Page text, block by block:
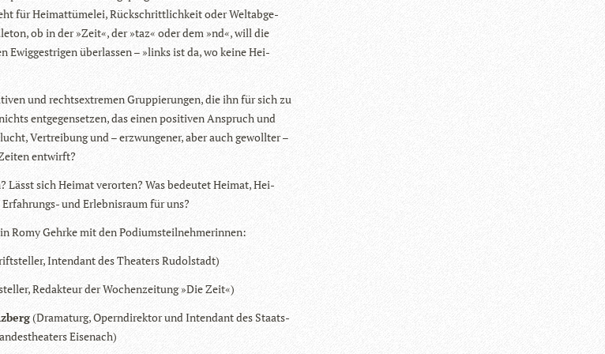
für Hei­mat­tü­me­lei, Rück­schritt­lich­keit oder Welt­ab­ge­
ob in der »Zeit«, der »taz« oder dem »nd«, will die
Ewig­gest­ri­gen über­las­sen – »links ist da, wo keine Hei­
und rechts­ex­tre­men Grup­pie­run­gen, die ihn für sich zu
ent­ge­gen­set­zen, das einen posi­ti­ven Anspruch und
Ver­trei­bung und – erzwun­ge­ner, aber auch gewoll­ter –
entwirft?
Lässt sich Hei­mat ver­or­ten? Was bedeu­tet Hei­mat, Hei­
und Erleb­nis­raum für uns?
Romy Gehrke mit den Podiumsteilnehmerinnen:
Inten­dant des Thea­ters Rudolstadt)
Redak­teur der Wochen­zei­tung »Die Zeit«)
(Dra­ma­turg, Opern­di­rek­tor und Inten­dant des Staats­
Eisenach)